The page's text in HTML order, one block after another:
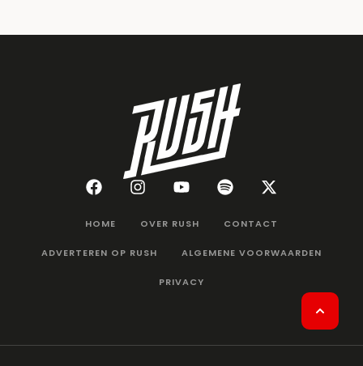
HOME OVER RUSH CONTACT
ADVERTEREN OP RUSH ALGEMENE VOORWAARDEN
PRIVACY